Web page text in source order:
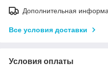
Дополнительная
Все условия доставки
Условия оплаты